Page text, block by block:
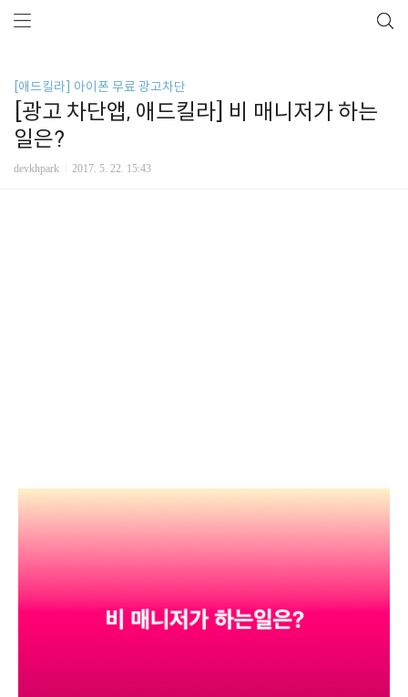
[애드킬라] 아이폰 무료 광고차단
[광고 차단앱, 애드킬라] 비 매니저가 하는
일은?
devkhpark 2017. 5. 22. 15:43